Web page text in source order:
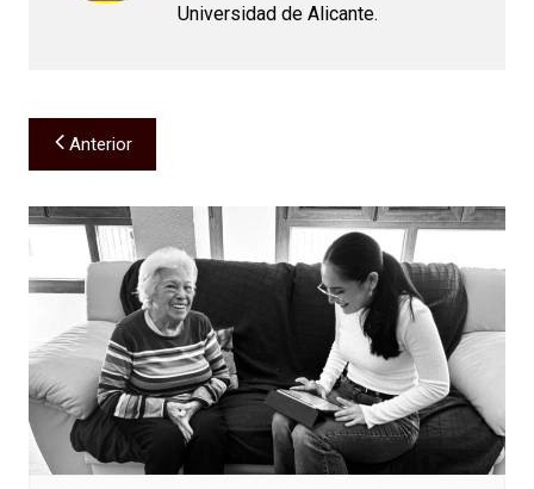
Universidad de Alicante.
Navegación
de
entradas
Anterior